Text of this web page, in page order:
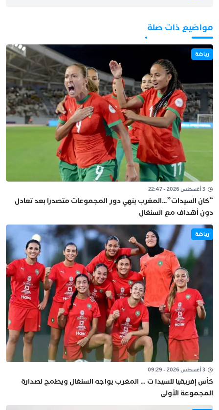
مواضيع ذات صلة
رياضة
3 أغسطس 2026 - 22:47
“كان السيدات”…المغرب ينهي دور المجموعات متصدرا بعد تعادل
دون أهداف مع السنغال
رياضة
3 أغسطس 2026 - 09:29
كأس إفريقيا للسيدا ت … المغرب يواجه السنغال ويطمح لصدارة
المجموعة الأولى